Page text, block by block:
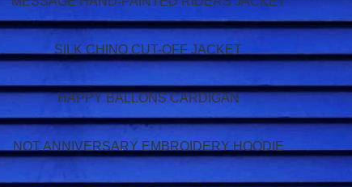
SILK CHINO CUT-OFF JACKET
HAPPY BALLONS CARDIGAN
NOT ANNIVERSARY EMBROIDERY HOODIE